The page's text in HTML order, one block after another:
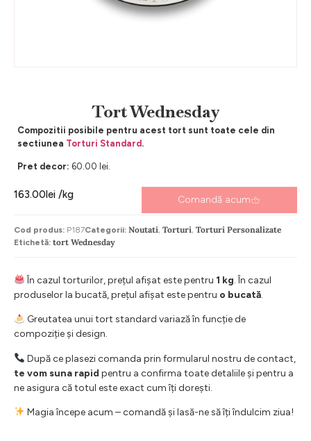
Tort Wednesday
Compozitii posibile pentru acest tort sunt toate cele din
sectiunea Torturi Standard .
Pret decor: 60.00 lei.
163.00lei /kg Comandă acum
Cod produs: P187Categorii: Noutati, Torturi, Torturi Personalizate
Etichetă: tort Wednesday
În cazul torturilor, prețul afișat este pentru 1 kg. În cazul
produselor la bucată, prețul afișat este pentru o bucată.
Greutatea unui tort standard variază în funcție de
compoziție și design.
După ce plasezi comanda prin formularul nostru de contact,
te vom suna rapid pentru a confirma toate detaliile și pentru a
ne asigura că totul este exact cum îți dorești.
Magia începe acum – comandă și lasă-ne să îți îndulcim ziua!